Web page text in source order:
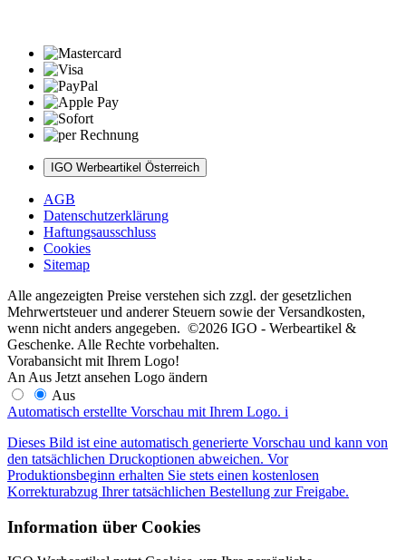
IGO Werbeartikel Österreich
AGB
Datenschutzerklärung
Haftungsausschluss
Cookies
Sitemap
Alle angezeigten Preise verstehen sich zzgl. der gesetzlichen
Mehrwertsteuer und anderer Steuern sowie der Versandkosten,
wenn nicht anders angegeben. ©2026 IGO - Werbeartikel &
Geschenke. Alle Rechte vorbehalten.
Vorabansicht mit Ihrem Logo!
An Aus Jetzt ansehen Logo ändern
Aus
Automatisch erstellte Vorschau mit Ihrem Logo. i
Dieses Bild ist eine automatisch generierte Vorschau und kann von
den tatsächlichen Druckoptionen abweichen. Vor
Produktionsbeginn erhalten Sie stets einen kostenlosen
Korrekturabzug Ihrer tatsächlichen Bestellung zur Freigabe.
Information über Cookies